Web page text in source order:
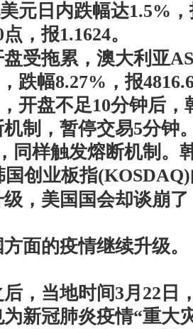
元日内跌幅达1.5%
点，报1.1624。
拖累，澳大利亚
跌幅8.27%，报
开盘不足10分钟后，
制，暂停交易5分钟
同样触发熔断机制。
国创业板指
美国国会却谈崩了
的疫情继续升级。
当地时间3月22日
新冠肺炎疫情“重大